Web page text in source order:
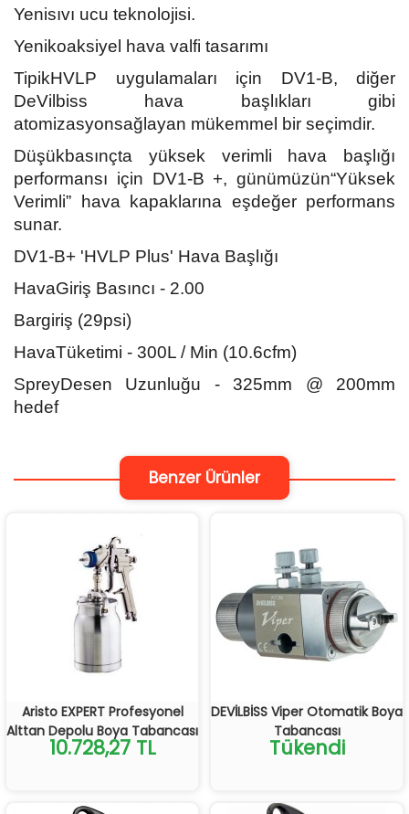
Yenisıvı ucu teknolojisi.
Yenikoaksiyel hava valfi tasarımı
TipikHVLP uygulamaları için DV1-B, diğer
DeVilbiss hava başlıkları gibi
atomizasyonsağlayan mükemmel bir seçimdir.
Düşükbasınçta yüksek verimli hava başlığı
performansı için DV1-B +, günümüzün“Yüksek
Verimli” hava kapaklarına eşdeğer performans
sunar.
DV1-B+ 'HVLP Plus' Hava Başlığı
HavaGiriş Basıncı - 2.00
Bargiriş (29psi)
HavaTüketimi - 300L / Min (10.6cfm)
SpreyDesen Uzunluğu - 325mm @ 200mm
hedef
Benzer Ürünler
Aristo EXPERT Profesyonel
Alttan Depolu Boya Tabancası
10.728,27 TL
DEVİLBİSS Viper Otomatik Boya
Tabancası
Tükendi